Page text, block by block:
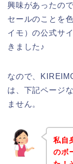
興味があったの
セールのことを
イモ）の公式サ
きました♪
なので、
は、下記ページ
ません。
私自
のボ